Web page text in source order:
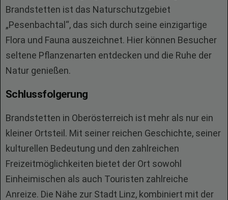
Brandstetten ist das Naturschutzgebiet
„Pesenbachtal“, das sich durch seine einzigartige
Flora und Fauna auszeichnet. Hier können Besucher
seltene Pflanzenarten entdecken und die Ruhe der
Natur genießen.
Schlussfolgerung
Brandstetten in Oberösterreich ist mehr als nur ein
kleiner Ortsteil. Mit seiner reichen Geschichte, seiner
kulturellen Bedeutung und den zahlreichen
Freizeitmöglichkeiten bietet der Ort sowohl
Einheimischen als auch Touristen zahlreiche
Anreize. Die Nähe zur Stadt Linz, kombiniert mit der